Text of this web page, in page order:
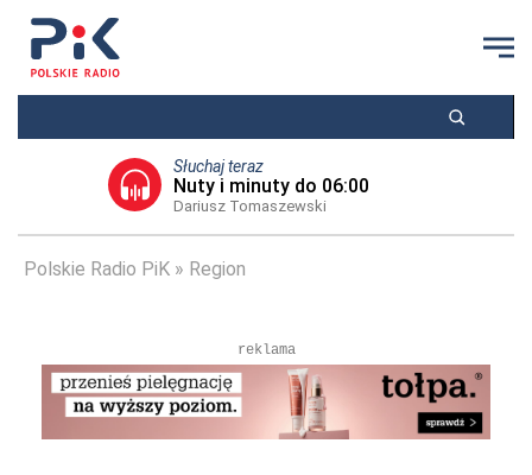
Słuchaj teraz
Nuty i minuty do 06:00
Dariusz Tomaszewski
Polskie Radio PiK Region
reklama